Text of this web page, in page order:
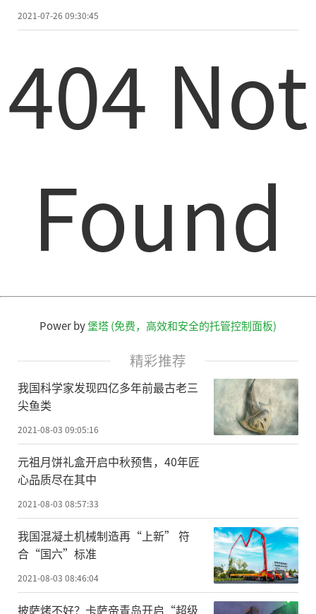
2021-07-26 09:30:45
404 Not
Found
Power by堡塔 (免费，高效和安全的托管控制面板)
精彩推荐
我国科学家发现四亿多年前最古老三
尖鱼类
2021-08-03 09:05:16
元祖月饼礼盒开启中秋预售，40年匠
心品质尽在其中
2021-08-03 08:57:33
我国混凝土机械制造再“上新” 符
合“国六”标准
2021-08-03 08:46:04
披萨烤不好？卡萨帝青岛开启“超级